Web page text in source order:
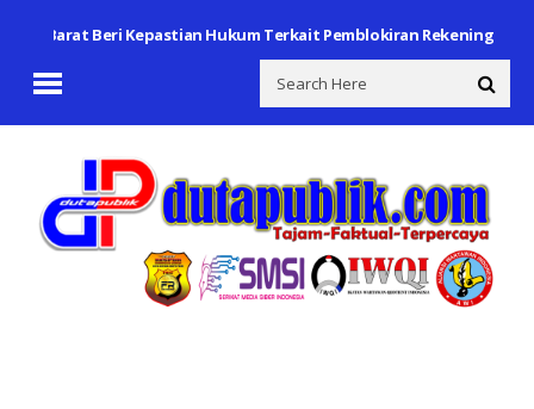
Beri Kepastian Hukum Terkait Pemblokiran Rekening Polsek